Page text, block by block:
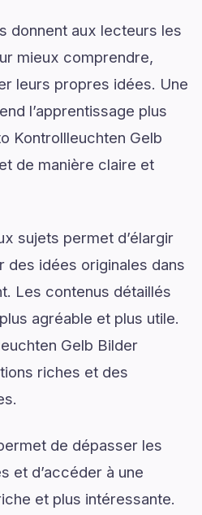
donnent aux lecteurs les
mieux comprendre,
leurs propres idées. Une
l’apprentissage plus
Kontrollleuchten Gelb
de manière claire et
sujets permet d’élargir
des idées originales dans
Les contenus détaillés
agréable et plus utile.
Gelb Bilder
riches et des
de dépasser les
et d’accéder à une
et plus intéressante.